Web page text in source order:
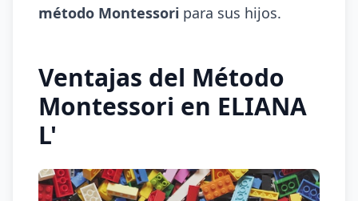
método Montessori para sus hijos.
Ventajas del Método
Montessori en ELIANA
L'